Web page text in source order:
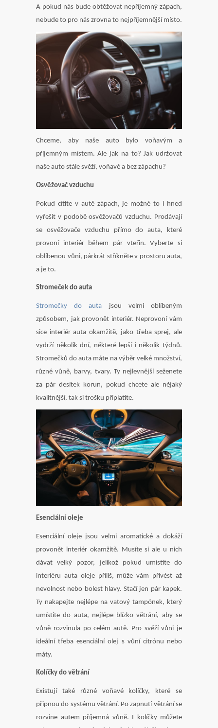
A pokud nás bude obtěžovat nepříjemný zápach,
nebude to pro nás zrovna to nejpříjemnější místo.
Chceme, aby naše auto bylo voňavým a
příjemným místem. Ale jak na to? Jak udržovat
naše auto stále svěží, voňavé a bez zápachu?
Osvěžovač vzduchu
Pokud cítíte v autě zápach, je možné to i hned
vyřešit v podobě osvěžovačů vzduchu. Prodávají
se osvěžovače vzduchu přímo do auta, které
provoní interiér během pár vteřin. Vyberte si
oblíbenou vůni, párkrát stříkněte v prostoru auta,
a je to.
Stromeček do auta
Stromečky do auta jsou velmi oblíbeným
způsobem, jak provonět interiér. Neprovoní vám
sice interiér auta okamžitě, jako třeba sprej, ale
vydrží několik dní, některé lepší i několik týdnů.
Stromečků do auta máte na výběr velké množství,
různé vůně, barvy, tvary. Ty nejlevnější seženete
za pár desítek korun, pokud chcete ale nějaký
kvalitnější, tak si trošku připlatíte.
Esenciální oleje
Esenciální oleje jsou velmi aromatické a dokáží
provonět interiér okamžitě. Musíte si ale u nich
dávat velký pozor, jelikož pokud umístíte do
interiéru auta oleje příliš, může vám přivést až
nevolnost nebo bolest hlavy. Stačí jen pár kapek.
Ty nakapejte nejlépe na vatový tampónek, který
umístíte do auta, nejlépe blízko větrání, aby se
vůně rozvinula po celém autě. Pro svěží vůni je
ideální třeba esenciální olej s vůní citrónu nebo
máty.
Kolíčky do větrání
Existují také různé voňavé kolíčky, které se
připnou do systému větrání. Po zapnutí větrání se
rozvine autem příjemná vůně. I kolíčky můžete